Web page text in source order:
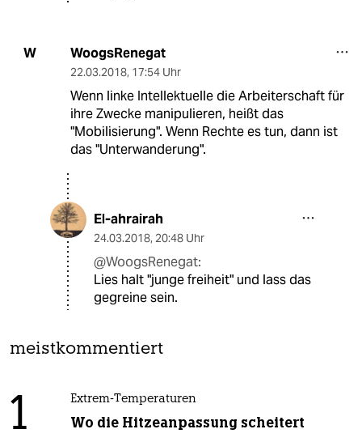
W WoogsRenegat
22.03.2018, 17:54 Uhr
Wenn linke Intellektuelle die Arbeiterschaft für
ihre Zwecke manipulieren, heißt das
"Mobilisierung". Wenn Rechte es tun, dann ist
das "Unterwanderung".
El-ahrairah
24.03.2018, 20:48 Uhr
@WoogsRenegat:
Lies halt "junge freiheit" und lass das
gegreine sein.
meistkommentiert
1 Extrem-Temperaturen
Wo die Hitzeanpassung scheitert